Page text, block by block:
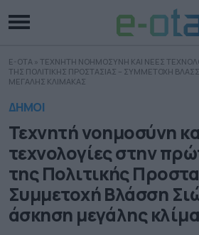
E-OTA » ΤΕΧΝΗΤΗ ΝΟΗΜΟΣΥΝΗ ΚΑΙ ΝΕΕΣ
ΤΗΣ ΠΟΛΙΤΙΚΗΣ ΠΡΟΣΤΑΣΙΑΣ – ΣΥΜΜΕΤΟΧΗ
ΜΕΓΑΛΗΣ ΚΛΙΜΑΚΑΣ
ΔΗΜΟΙ
Τεχνητή νοημοσύνη
τεχνολογίες στην
της Πολιτικής
Συμμετοχή Βλάσση
άσκηση μεγάλης